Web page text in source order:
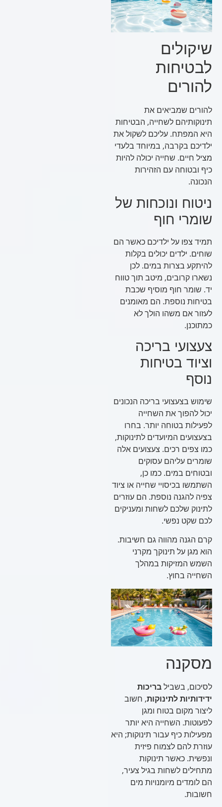
שיקולים
לבטיחות
להורים
להורים שמביאים את
תינוקותיהם לשחייה, הבטיחות
היא המפתח. עליכם לשקול את
ילדיכם בקרבה, במיוחד בלעדי
מציל חיים. שחייה יכולה להיות
כיף ובטוחה עם הזהירות
הנכונה.
ניטוח ונוכחות של
שומרי חוף
תמיד צפו על ילדיכם כאשר הם
שוחים. ילדים יכולים בקלות
להיתקע בצרות במים. לכן
נשארו קרובים, מיטב תוך טווח
יד. שומר חוף מוסיף שכבת
בטיחות נוספת. הם מאומנים
לעזור אם משהו הולך לא
כמתוכנן.
צעצועי בריכה
וציוד בטיחות
נוסף
שימוש בצעצועי בריכה הנכונים
יכול להפוך את השחייה
לפעילות בטוחה יותר. בחרו
בצעצועים המיועדים לתינוקות,
כמו צפים רכים. צעצועים אלה
שומרים עליהם עסוקים
ובטוחים במים. כמו כן,
השתמשו בכיסויי שחייה או ציוד
צפיה להגנה נוספת. הם עוזרים
לתינוק שלכם לשחות ומעניקים
לכם שקט נפשי.
קרם הגנה מהווה גם חשיבות.
הוא מגן על תינוקך מקרני
השמש המזיקות במהלך
השחייה בחוץ.
מסקנה
לסיכום, בשבילבריכות
ידידותיות לתינוקות, חשוב
ליצור מקום בטוח ומגן
לפעוטות. השחייה היא יותר
מפעילות כיף עבור תינוקות; היא
עוזרת להם לצמוח פיזית
ונפשית. כאשר תינוקות
מתחילים לשחות בגיל צעיר,
הם לומדים מיומנויות מים
חשובות.